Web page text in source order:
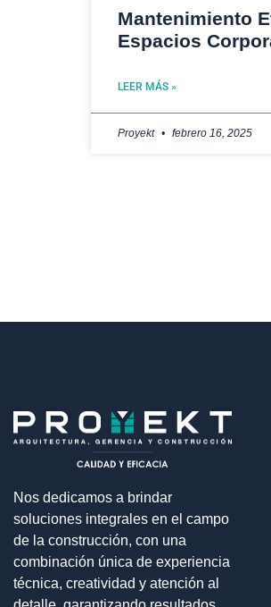
Mantenimiento
Espacios
LEER MÁS »
Proyekt febrero 16, 2025
Nos dedicamos a brindar
soluciones integrales en el campo
de la construcción, con una
combinación única de experiencia
técnica, creatividad y atención al